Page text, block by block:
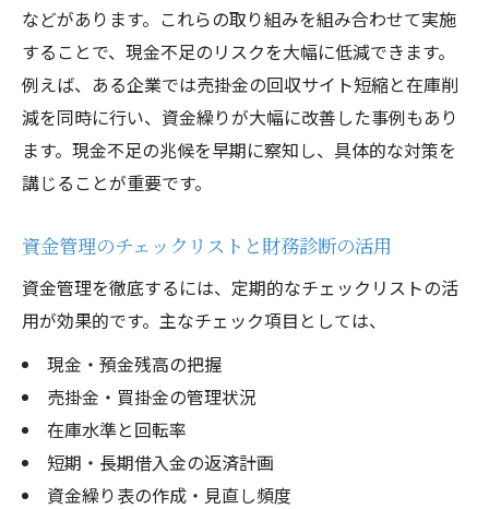
などがあります。これらの取り組みを組み合わせて実施
することで、現金不足のリスクを大幅に低減できます。
例えば、ある企業では売掛金の回収サイト短縮と在庫削
減を同時に行い、資金繰りが大幅に改善した事例もあり
ます。現金不足の兆候を早期に察知し、具体的な対策を
講じることが重要です。
資金管理のチェックリストと財務診断の活用
資金管理を徹底するには、定期的なチェックリストの活
用が効果的です。主なチェック項目としては、
現金・預金残高の把握
売掛金・買掛金の管理状況
在庫水準と回転率
短期・長期借入金の返済計画
資金繰り表の作成・見直し頻度